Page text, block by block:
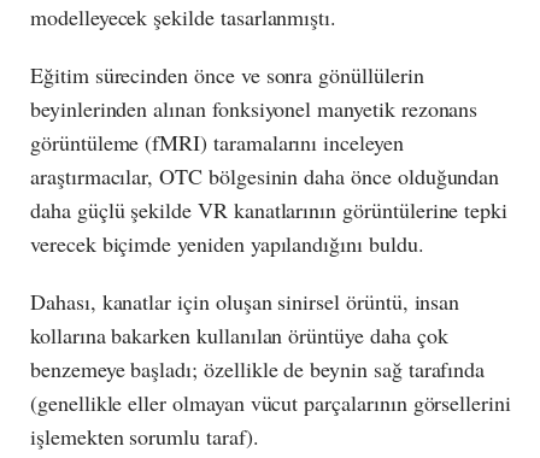
modelleyecek şekilde tasarlanmıştı.
Eğitim sürecinden önce ve sonra gönüllülerin
beyinlerinden alınan fonksiyonel manyetik rezonans
görüntüleme (fMRI) taramalarını inceleyen
araştırmacılar, OTC bölgesinin daha önce olduğundan
daha güçlü şekilde VR kanatlarının görüntülerine tepki
verecek biçimde yeniden yapılandığını buldu.
Dahası, kanatlar için oluşan sinirsel örüntü, insan
kollarına bakarken kullanılan örüntüye daha çok
benzemeye başladı; özellikle de beynin sağ tarafında
(genellikle eller olmayan vücut parçalarının görsellerini
işlemekten sorumlu taraf).